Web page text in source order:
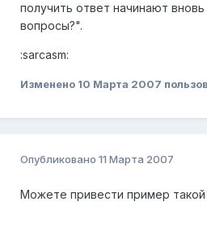
получить ответ начинают
вопросы?".
:sarcasm:
Изменено 10 Марта 2007
Опубликовано 11 Марта 2007
Можете привести пример